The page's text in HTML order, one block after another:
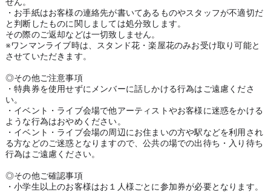
・お手紙はお客様の連絡先が書いてあるものやスタッフが不適切だ
と判断したものに関しましては処分致します。
その際のご返却などは一切致しません。
※ワンマンライブ時は、スタンド花・楽屋花のみお受け取り可能と
させていただきます。
◎その他ご注意事項
・特典券を使用せずにメンバーに話しかける行為はご遠慮くださ
い。
・イベント・ライブ会場で他アーティストやお客様に迷惑をかける
ような行為はおやめください。
・イベント・ライブ会場の周辺にお住まいの方や駅などを利用され
る方などのご迷惑となりますので、公共の場での出待ち・入り待ち
行為はご遠慮ください。
◎その他ご確認事項
・小学生以上のお客様はお１人様ごとに参加券が必要となります。